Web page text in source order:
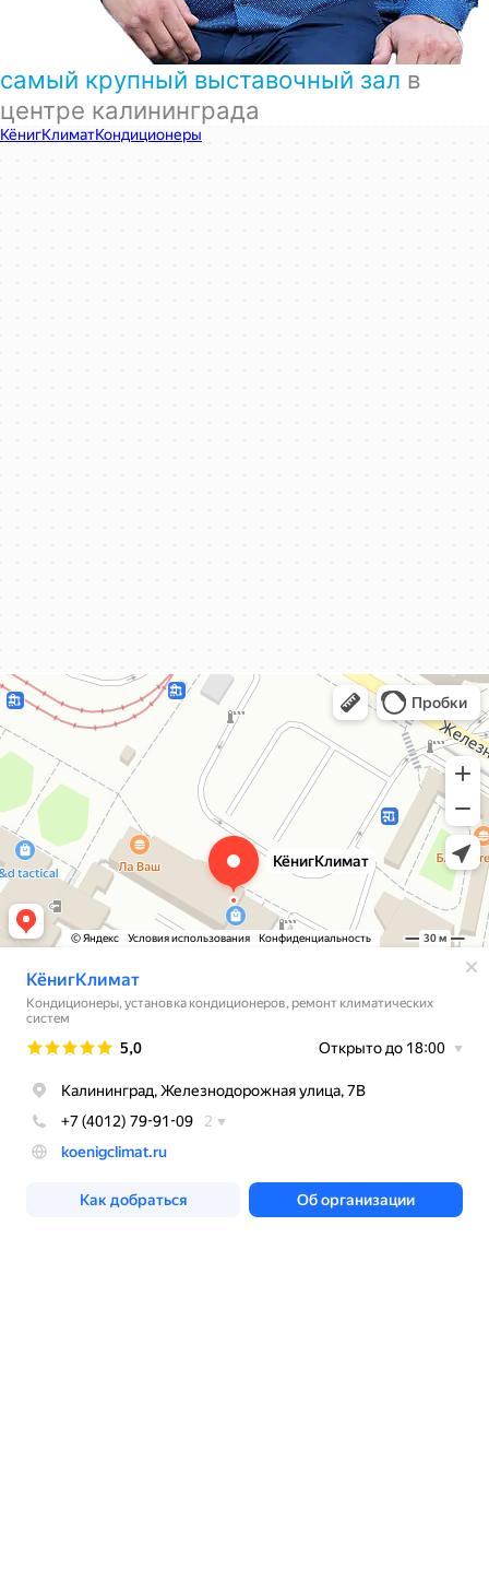
самый крупный выставочный зал в
центре калининграда
КёнигКлимат
Кондиционеры в Калининграде
КёнигКлимат
Кондиционеры в Калининграде
Установка кондиционеров в Калининграде